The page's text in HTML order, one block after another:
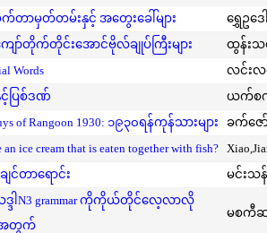
ာမှတ်တမ်းနှင့် အတွေးခေါ်များ
ရွှေဥဒေ
ျော်တိုက်တိုင်းအောင်ဗိုလ်ချုပ်ကြီးများ
ထွန်းသ
Words
လင်းလ
င့်ပြစ်ဒဏ်
ယက်စကီ
of Rangoon 1930: ၁၉၃၀ရန်ကုန်သားများ
ခက်ဇေ
an ice cream that is eaten together with fish?
ျင်တာရောင်း မင်းသ
ဒ္ဒါN3 grammar ကိုကိုယ်တိုင်လေ့လာလို
အတွက်
မစကီ